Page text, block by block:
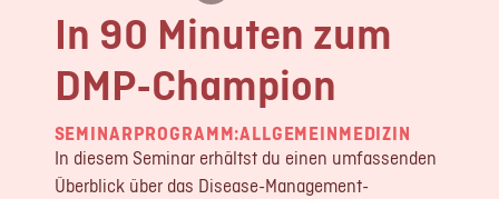
Über uns
Kontakt
LOGIN
REGISTRIERUNG
In 90 Minuten zum
DMP-Champion
SEMINARPROGRAMM:ALLGEMEINMEDIZIN
In diesem Seminar erhältst du einen umfassenden
Überblick über das Disease-Management-